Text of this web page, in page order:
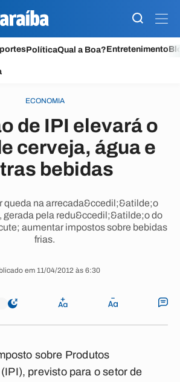
PolíticaQual a Boa?Entretenimento
ECONOMIA
de IPI elevará o
cerveja, água e
bebidas
queda na arrecada&ccedil;&atilde;o
pela redu&ccedil;&atilde;o do
aumentar impostos sobre bebidas
frias.
em 11/04/2012 às 6:30
sobre Produtos
previsto para o setor de